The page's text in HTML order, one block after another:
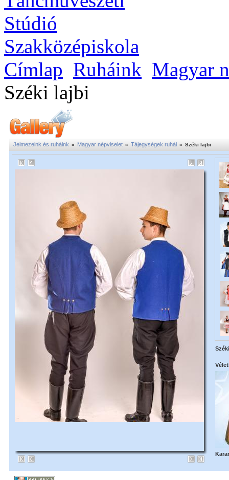
Címlap Ruháink Magyar
Széki lajbi
Jelmezeink és ruháink » Magyar népviselet » Tájegységek ruhái » Széki lajbi